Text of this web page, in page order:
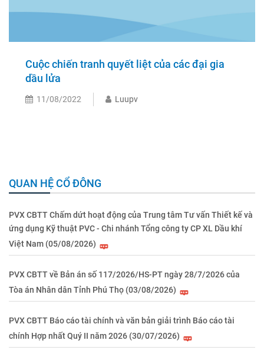
Cuộc chiến tranh quyết liệt của các đại gia
dầu lửa
11/08/2022 Luupv
QUAN HỆ CỔ ĐÔNG
PVX CBTT Chấm dứt hoạt động của Trung tâm Tư vấn Thiết kế và
ứng dụng Kỹ thuật PVC - Chi nhánh Tổng công ty CP XL Dầu khí
Việt Nam (05/08/2026)
PVX CBTT về Bản án số 117/2026/HS-PT ngày 28/7/2026 của
Tòa án Nhân dân Tỉnh Phú Thọ (03/08/2026)
PVX CBTT Báo cáo tài chính và văn bản giải trình Báo cáo tài
chính Hợp nhất Quý II năm 2026 (30/07/2026)